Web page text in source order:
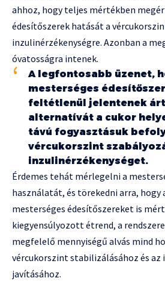
ahhoz, hogy teljes mértékben
édesítőszerek hatását a
inzulinérzékenységre. Azonban a
óvatosságra intenek.
A legfontosabb üzenet,
mesterséges
feltétlenül jelentenek
alternatívát a cukor
távú fogyasztásuk
vércukorszint
inzulinérzékenységet.
Érdemes tehát mérlegelni a
használatát, és törekedni arra, hogy
mesterséges édesítőszereket is
kiegyensúlyozott étrend, a
megfelelő mennyiségű alvás mind
vércukorszint stabilizálásához és az
javításához.